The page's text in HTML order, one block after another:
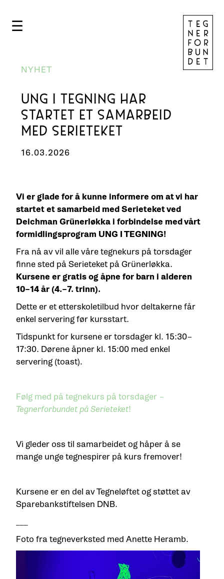
☰
NYHET
UNG I TEGNING HAR
STARTET ET SAMARBEID
MED SERIETEKET
16.03.2026
Vi er glade for å kunne informere om at vi har
startet et samarbeid med Serieteket ved
Deichman Grünerløkka i forbindelse med vårt
formidlingsprogram UNG I TEGNING!
Fra nå av vil alle våre tegnekurs på torsdager
finne sted på Serieteket på Grünerløkka.
Kursene er gratis og åpne for barn i alderen
10–14 år (4.–7. trinn).
Dette er et etterskoletilbud hvor deltakerne får
enkel servering før kursstart.
Tidspunkt for kursene er torsdager kl. 15:30–
17:30. Dørene åpner kl. 15:00 med enkel
servering (toast).
Følg med på tegnekurs på torsdager –
Tegnerforbundet på Serieteket!
Vi gleder oss til samarbeidet og håper å se
mange unge tegnespirer på kurs fremover!
Kursene er en del av Tegneløftet og støttet av
Sparebankstiftelsen DNB.
Foto fra tegneverksted med Anette Heramb.